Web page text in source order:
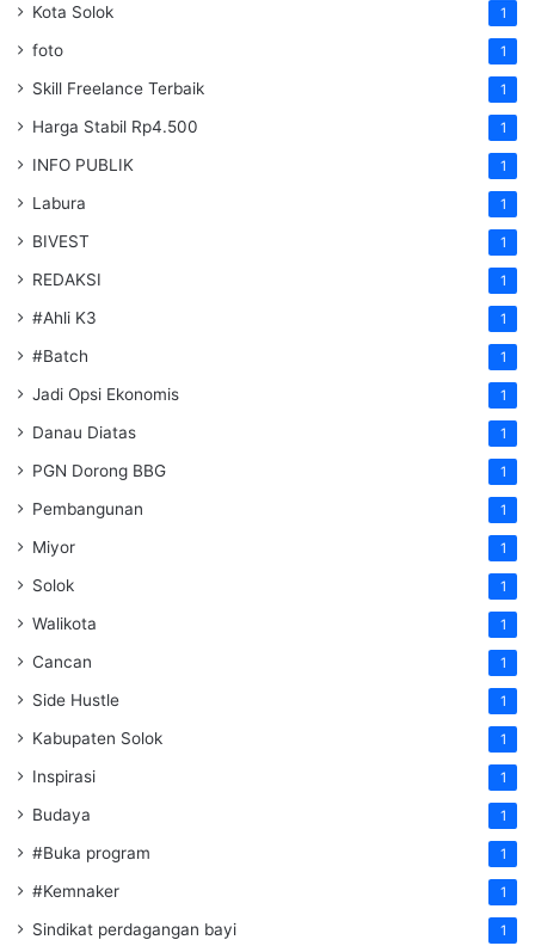
Kota Solok 1
foto 1
Skill Freelance Terbaik 1
Harga Stabil Rp4.500 1
INFO PUBLIK 1
Labura 1
BIVEST 1
REDAKSI 1
#Ahli K3 1
#Batch 1
Jadi Opsi Ekonomis 1
Danau Diatas 1
PGN Dorong BBG 1
Pembangunan 1
Miyor 1
Solok 1
Walikota 1
Cancan 1
Side Hustle 1
Kabupaten Solok 1
Inspirasi 1
Budaya 1
#Buka program 1
#Kemnaker 1
Sindikat perdagangan bayi 1